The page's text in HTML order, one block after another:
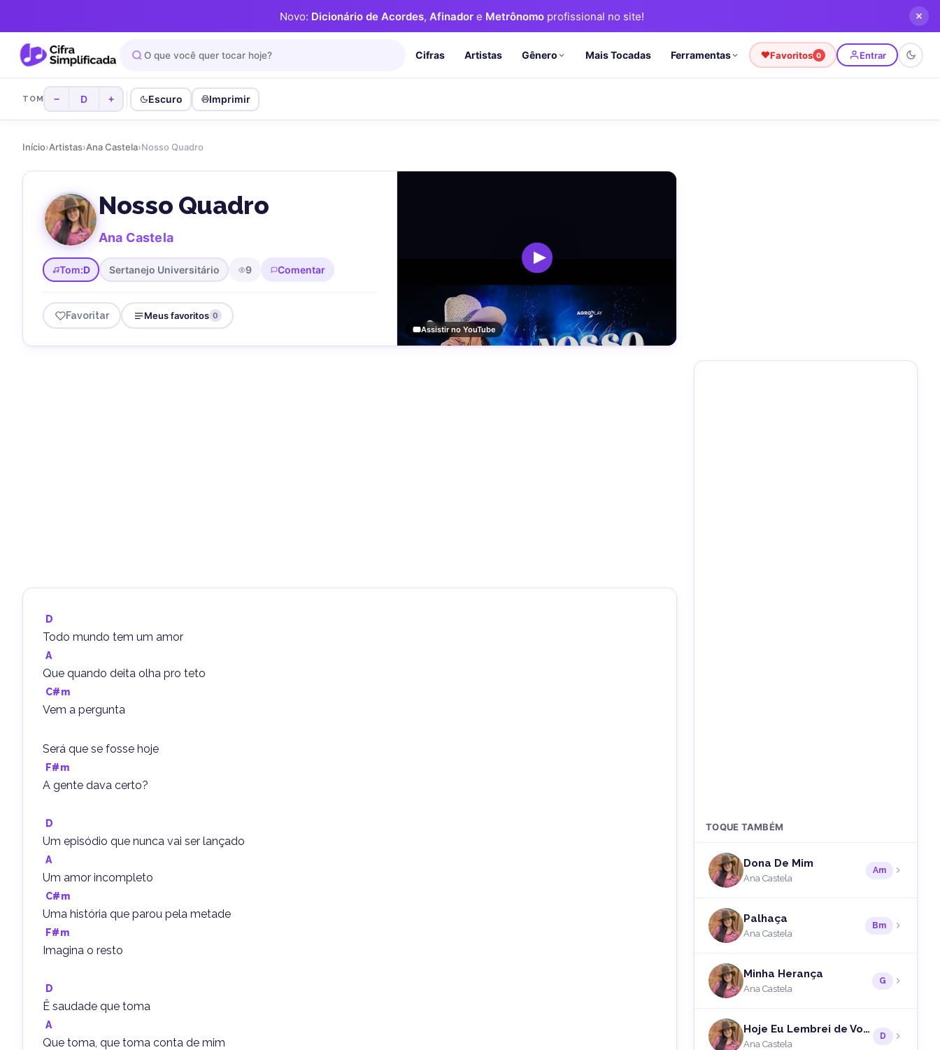
Novo: Dicionário de Acordes, Afinadore Metrônomoprofissional no site!
Cifras Artistas Gênero Mais Tocadas Ferramentas Favoritos 0 Entrar
TOM − D + Escuro Imprimir
Início›Artistas›Ana Castela›Nosso Quadro
Nosso Quadro
Ana Castela
Tom:D Sertanejo Universitário 9 Comentar
Favoritar Meus favoritos 0
Assistir no YouTube
D
Todo mundo tem um amor
A
Que quando deita olha pro teto
C#m
Vem a pergunta
Será que se fosse hoje
F#m
A gente dava certo?
D
Um episódio que nunca vai ser lançado
A
Um amor incompleto
C#m
Uma história que parou pela metade
F#m
Imagina o resto
D
Ê saudade que toma
A
Que toma, que toma conta de mim
TOQUE TAMBÉM
Dona De Mim
Ana Castela
Am
Palhaça
Ana Castela
Bm
Minha Herança
Ana Castela
G
Hoje Eu Lembrei de Você -
Ana Castela
D